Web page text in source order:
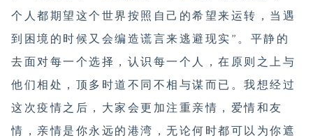
个人都期望这个世界按照自己的希望来运转，当遇
到困境的时候又会编造谎言来逃避现实”。平静的
去面对每一个选择，认识每一个人，在原则之上与
他们相处，顶多时道不同不相与谋而已。我想经过
这次疫情之后，大家会更加注重亲情，爱情和友
情，亲情是你永远的港湾，无论何时都可以为你遮